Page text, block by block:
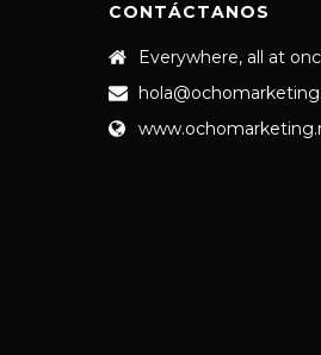
CONTÁCTANOS
Everywhere, all at